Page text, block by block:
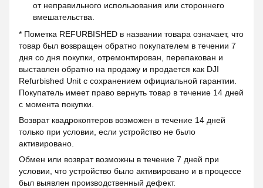
от неправильного использования или стороннего
вмешательства.
* Пометка REFURBISHED в названии товара означает, что
товар был возвращен обратно покупателем в течении 7
дня со дня покупки, отремонтирован, перепакован и
выставлен обратно на продажу и продается как DJI
Refurbished Unit с сохранением официальной гарантии.
Покупатель имеет право вернуть товар в течение 14 дней
с момента покупки.
Возврат квадрокоптеров возможен в течение 14 дней
только при условии, если устройство не было
активировано.
Обмен или возврат возможны в течение 7 дней при
условии, что устройство было активировано и в процессе
был выявлен производственный дефект.